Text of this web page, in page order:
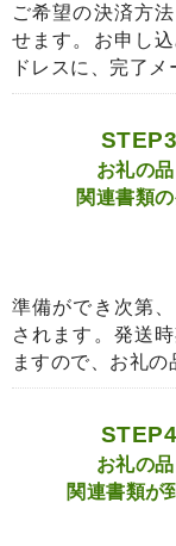
ご希望の決済方
せます。お申し
ドレスに、完了メ
STEP3
お礼の品
関連書類
準備ができ次第
されます。発送
ますので、お礼の
STEP4
お礼の品
関連書類が